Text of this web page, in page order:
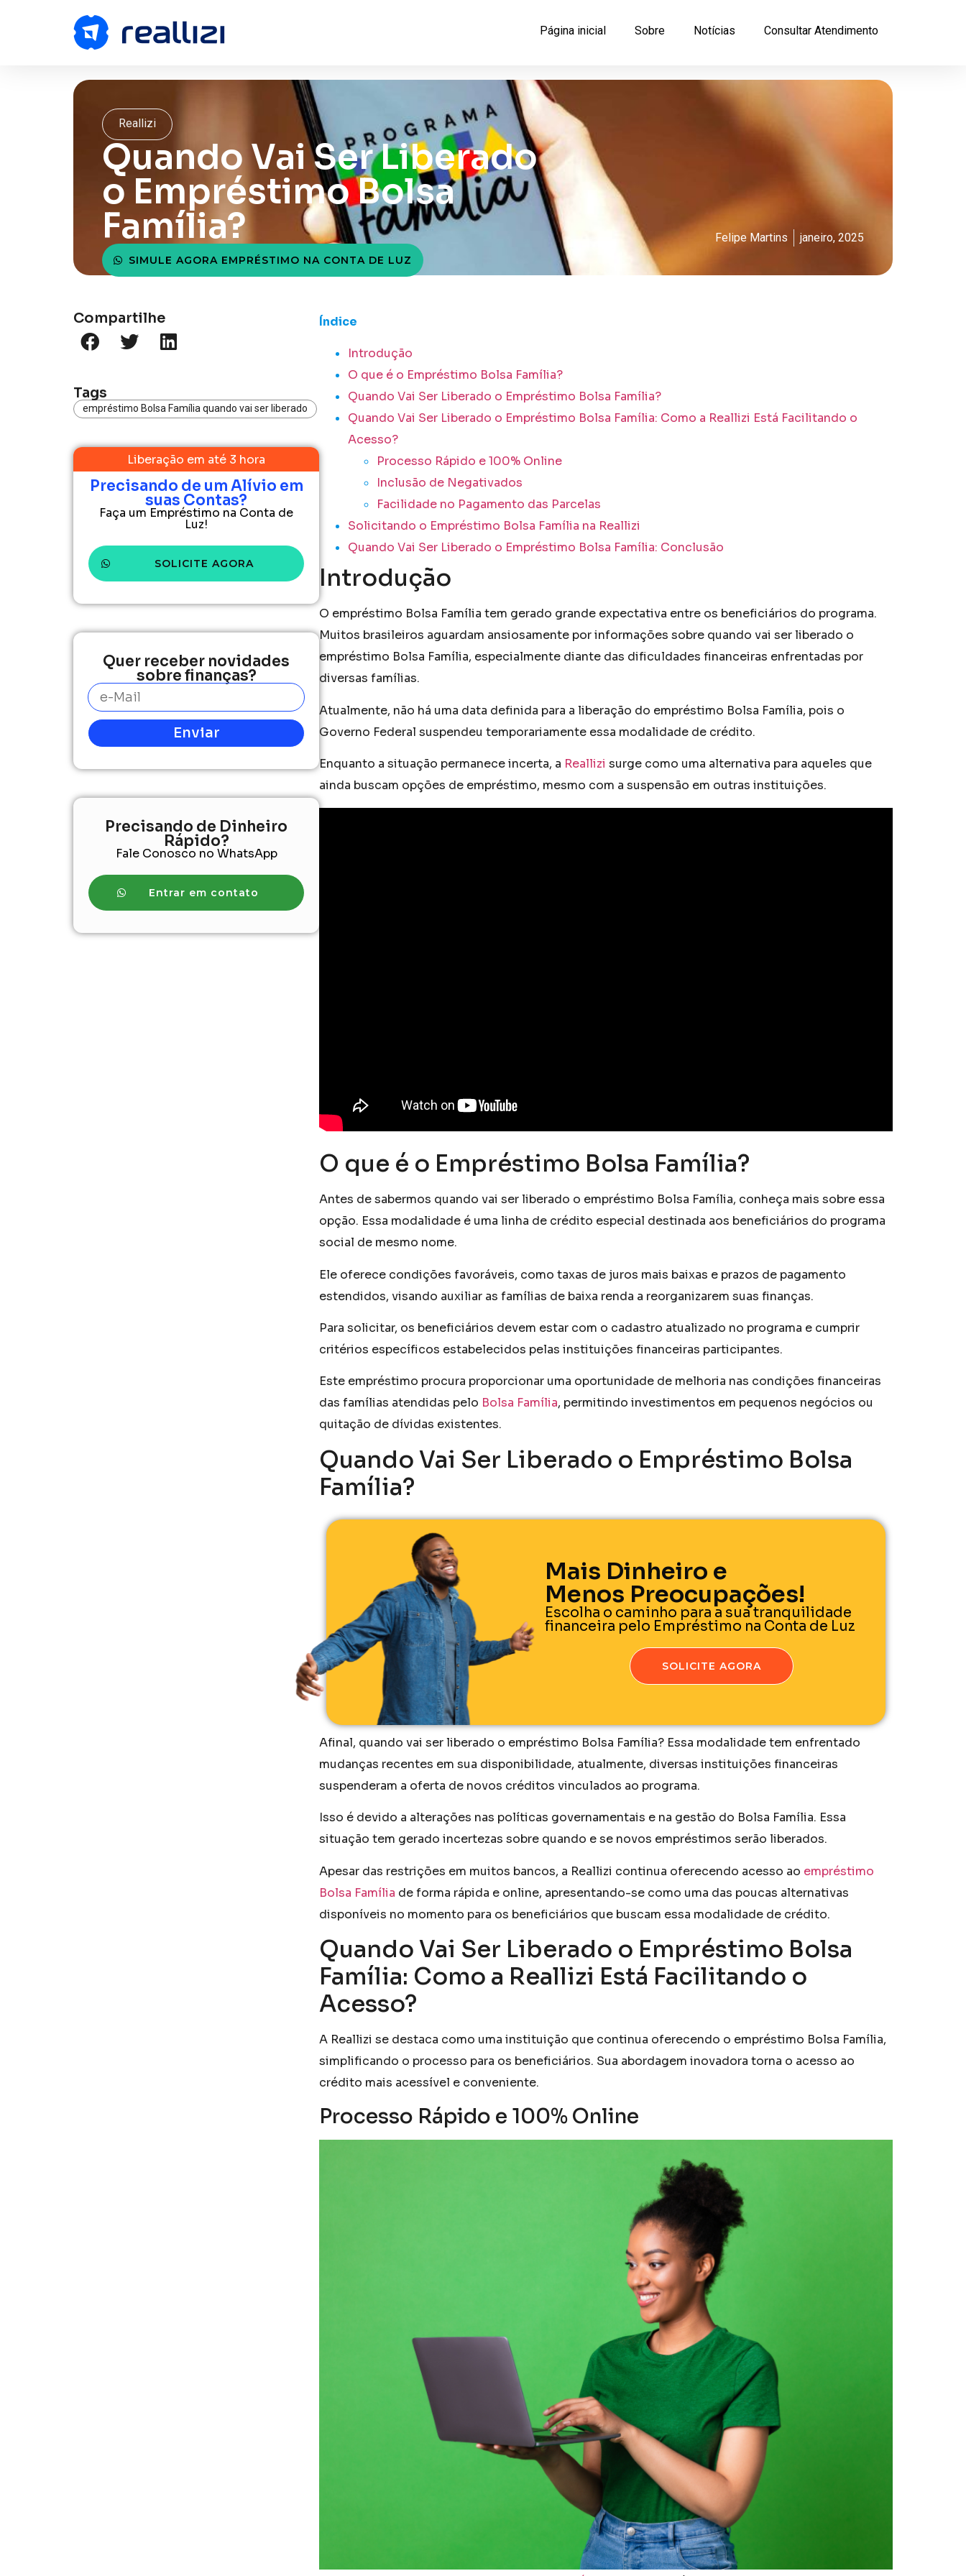
Página inicial Sobre Notícias Consultar Atendimento
Reallizi
Quando Vai Ser Liberado
o Empréstimo Bolsa
Família?
SIMULE AGORA EMPRÉSTIMO NA CONTA DE LUZ
Felipe Martins janeiro, 2025
Compartilhe
Tags
empréstimo Bolsa Família quando vai ser liberado
Liberação em até 3 hora
Precisando de um Alívio em
suas Contas?
Faça um Empréstimo na Conta de
Luz!
SOLICITE AGORA
Quer receber novidades
sobre finanças?
Enviar
Precisando de Dinheiro
Rápido?
Fale Conosco no WhatsApp
Entrar em contato
Índice
Introdução
O que é o Empréstimo Bolsa Família?
Quando Vai Ser Liberado o Empréstimo Bolsa Família?
Quando Vai Ser Liberado o Empréstimo Bolsa Família: Como a Reallizi Está Facilitando o
Acesso?
Processo Rápido e 100% Online
Inclusão de Negativados
Facilidade no Pagamento das Parcelas
Solicitando o Empréstimo Bolsa Família na Reallizi
Quando Vai Ser Liberado o Empréstimo Bolsa Família: Conclusão
Introdução
O empréstimo Bolsa Família tem gerado grande expectativa entre os beneficiários do programa.
Muitos brasileiros aguardam ansiosamente por informações sobre quando vai ser liberado o
empréstimo Bolsa Família, especialmente diante das dificuldades financeiras enfrentadas por
diversas famílias.
Atualmente, não há uma data definida para a liberação do empréstimo Bolsa Família, pois o
Governo Federal suspendeu temporariamente essa modalidade de crédito.
Enquanto a situação permanece incerta, a Reallizi surge como uma alternativa para aqueles que
ainda buscam opções de empréstimo, mesmo com a suspensão em outras instituições.
O que é o Empréstimo Bolsa Família?
Antes de sabermos quando vai ser liberado o empréstimo Bolsa Família, conheça mais sobre essa
opção. Essa modalidade é uma linha de crédito especial destinada aos beneficiários do programa
social de mesmo nome.
Ele oferece condições favoráveis, como taxas de juros mais baixas e prazos de pagamento
estendidos, visando auxiliar as famílias de baixa renda a reorganizarem suas finanças.
Para solicitar, os beneficiários devem estar com o cadastro atualizado no programa e cumprir
critérios específicos estabelecidos pelas instituições financeiras participantes.
Este empréstimo procura proporcionar uma oportunidade de melhoria nas condições financeiras
das famílias atendidas pelo Bolsa Família, permitindo investimentos em pequenos negócios ou
quitação de dívidas existentes.
Quando Vai Ser Liberado o Empréstimo Bolsa
Família?
Mais Dinheiro e
Menos Preocupações!
Escolha o caminho para a sua tranquilidade
financeira pelo Empréstimo na Conta de Luz
SOLICITE AGORA
Afinal, quando vai ser liberado o empréstimo Bolsa Família? Essa modalidade tem enfrentado
mudanças recentes em sua disponibilidade, atualmente, diversas instituições financeiras
suspenderam a oferta de novos créditos vinculados ao programa.
Isso é devido a alterações nas políticas governamentais e na gestão do Bolsa Família. Essa
situação tem gerado incertezas sobre quando e se novos empréstimos serão liberados.
Apesar das restrições em muitos bancos, a Reallizi continua oferecendo acesso ao empréstimo
Bolsa Família de forma rápida e online, apresentando-se como uma das poucas alternativas
disponíveis no momento para os beneficiários que buscam essa modalidade de crédito.
Quando Vai Ser Liberado o Empréstimo Bolsa
Família: Como a Reallizi Está Facilitando o
Acesso?
A Reallizi se destaca como uma instituição que continua oferecendo o empréstimo Bolsa Família,
simplificando o processo para os beneficiários. Sua abordagem inovadora torna o acesso ao
crédito mais acessível e conveniente.
Processo Rápido e 100% Online